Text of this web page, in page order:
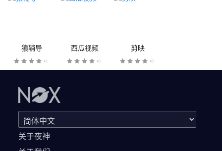
猿辅导 西瓜视频 剪映
关于夜神